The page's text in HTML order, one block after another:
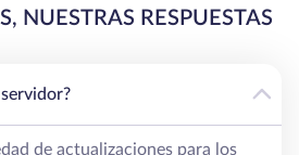
NUESTRAS RESPUESTAS
de actualizaciones para los